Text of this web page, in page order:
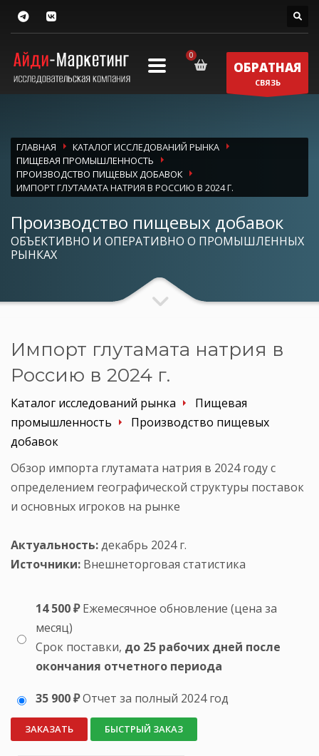
ОБРАТНАЯ
СВЯЗЬ
ГЛАВНАЯ
КАТАЛОГ ИССЛЕДОВАНИЙ РЫНКА
ПИЩЕВАЯ ПРОМЫШЛЕННОСТЬ
ПРОИЗВОДСТВО ПИЩЕВЫХ ДОБАВОК
ИМПОРТ ГЛУТАМАТА НАТРИЯ В РОССИЮ В 2024 Г.
Производство пищевых добавок
ОБЪЕКТИВНО И ОПЕРАТИВНО О ПРОМЫШЛЕННЫХ
РЫНКАХ
Импорт глутамата натрия в
Россию в 2024 г.
Каталог исследований рынка
Пищевая
промышленность
Производство пищевых
добавок
Обзор импорта глутамата натрия в 2024 году с
определением географической структуры поставок
и основных игроков на рынке
Актуальность:декабрь 2024 г.
Источники: Внешнеторговая статистика
14 500 ₽ Ежемесячное обновление (цена за
месяц)
Срок поставки, до 25 рабочих дней после
окончания отчетного периода
35 900 ₽Отчет за полный 2024 год
ЗАКАЗАТЬ БЫСТРЫЙ ЗАКАЗ